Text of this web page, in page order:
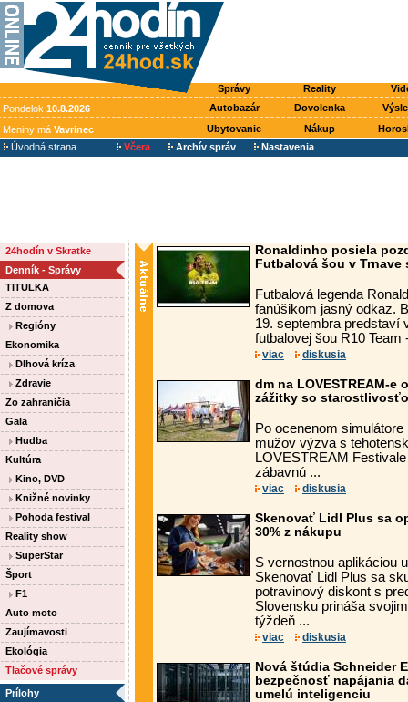
Správy Reality
Pondelok 10.8.2026 Autobazár Dovolenka
Meniny má Vavrinec Ubytovanie Nákup
Úvodná strana
Včera Archív správ Nastavenia
24hodín v Skratke
Denník - Správy
TITULKA
Z domova
Regióny
Ekonomika
Dlhová kríza
Zdravie
Zo zahraničia
Gala
Hudba
Kultúra
Kino, DVD
Knižné novinky
Pohoda festival
Reality show
SuperStar
Šport
F1
Auto moto
Zaujímavosti
Ekológia
Tlačové správy
Prílohy
Ronaldinho posiela
Futbalová šou v
Futbalová legenda
fanúšikom jasný odkaz.
19. septembra predstaví
futbalovej šou R10
viac diskusia
dm na LOVESTREAM-
zážitky so
Po ocenenom
mužov výzva s
LOVESTREAM
zábavnú ...
viac diskusia
Skenovať Lidl Plus sa
30% z nákupu
S vernostnou aplikáciou
Skenovať Lidl Plus sa
potravinový diskont s
Slovensku prináša
týždeň ...
viac diskusia
Nová štúdia Schneider
bezpečnosť napájania
umelú inteligenciu